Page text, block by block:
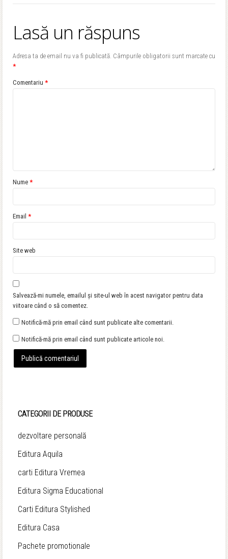
Lasă un răspuns
Adresa ta de email nu va fi publicată. Câmpurile obligatorii sunt marcate cu
*
Comentariu *
Nume *
Email *
Site web
Salvează-mi numele, emailul și site-ul web în acest navigator pentru data
viitoare când o să comentez.
Notifică-mă prin email când sunt publicate alte comentarii.
Notifică-mă prin email când sunt publicate articole noi.
CATEGORII DE PRODUSE
dezvoltare personală
Editura Aquila
carti Editura Vremea
Editura Sigma Educational
Carti Editura Stylished
Editura Casa
Pachete promotionale